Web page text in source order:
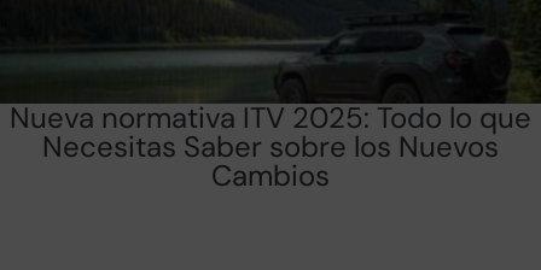
Nueva normativa ITV 2025: Todo lo que
Necesitas Saber sobre los Nuevos
Cambios